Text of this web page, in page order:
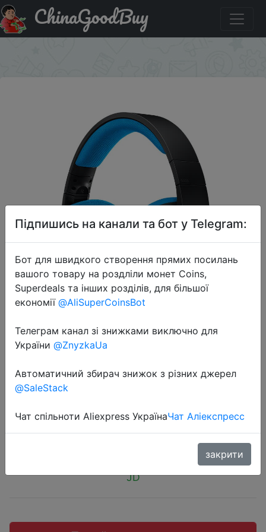
Придбати по знижці Logitech G233 Wired Game Headset
Microphone Game Headset Genie Headset Headset
ChinaGoodBuy
2018-10-08
Logitech G233 Wired Game
Headset Microphone Game Headset
Genie Headset Headset
$49.99
JD
Підпишись на канали та бот у Telegram:
Бот для швидкого створення прямих посилань
вашого товару на роздліли монет Coins,
Superdeals та інших розділів, для більшої
економії @AliSuperCoinsBot
Телеграм канал зі знижками виключно для
України @ZnyzkaUa
Автоматичний збирач знижок з різних джерел
@SaleStack
Чат спільноти Aliexpress УкраїнаЧат Аліекспресс
закрити